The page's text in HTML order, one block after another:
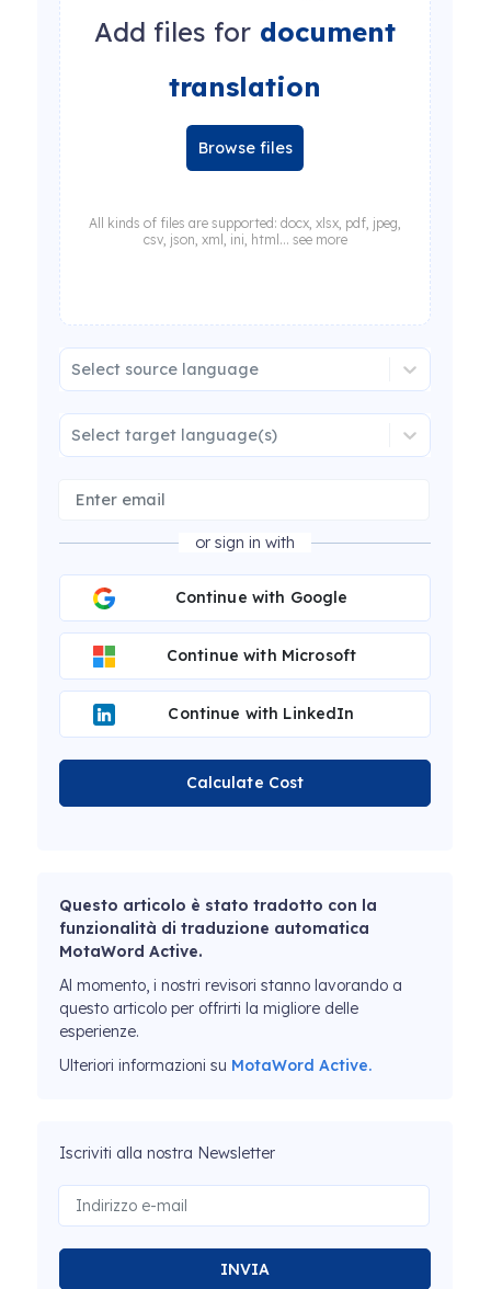
Add files for document
translation
Browse files
All kinds of files are supported: docx, xlsx, pdf, jpeg,
csv, json, xml, ini, html... see more
Select source language
Select target language(s)
or sign in with
Continue with Google
Continue with Microsoft
Continue with LinkedIn
Calculate Cost
Questo articolo è stato tradotto con la
funzionalità di traduzione automatica
MotaWord Active.
Al momento, i nostri revisori stanno lavorando a
questo articolo per offrirti la migliore delle
esperienze.
Ulteriori informazioni su MotaWord Active.
Iscriviti alla nostra Newsletter
INVIA